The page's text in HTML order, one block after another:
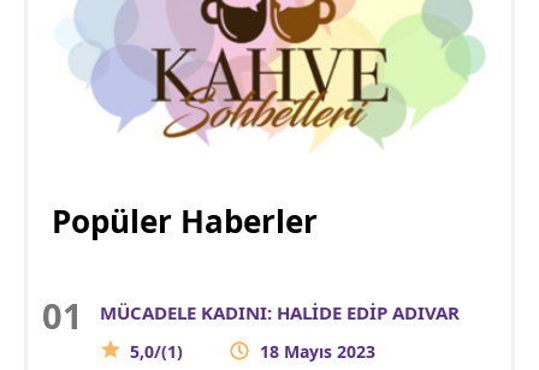
Popüler Haberler
MÜCADELE KADINI: HALİDE EDİP ADIVAR
5,0/(1) 18 Mayıs 2023